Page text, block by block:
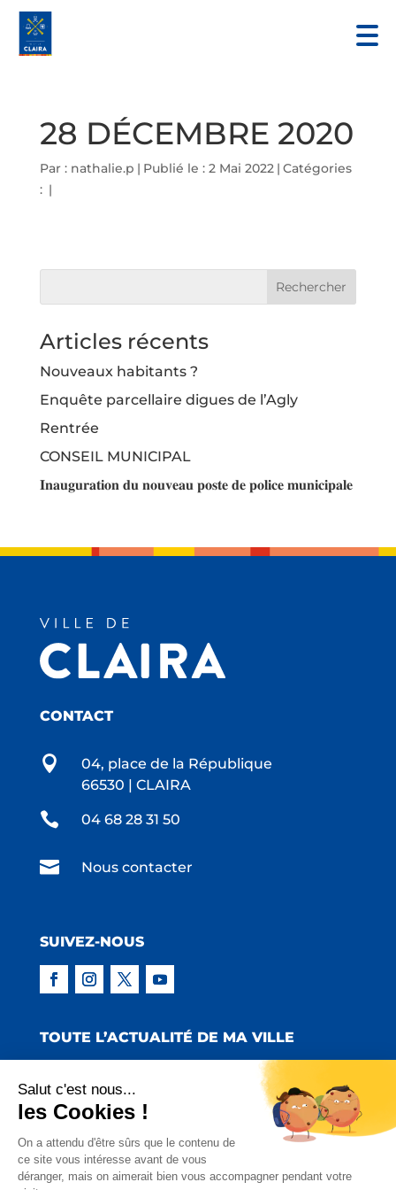
28 DÉCEMBRE 2020
Par : nathalie.p | Publié le : 2 Mai 2022 | Catégories
: |
Articles récents
Nouveaux habitants ?
Enquête parcellaire digues de l’Agly
Rentrée
CONSEIL MUNICIPAL
𝐈𝐧𝐚𝐮𝐠𝐮𝐫𝐚𝐭𝐢𝐨𝐧 𝐝𝐮 𝐧𝐨𝐮𝐯𝐞𝐚𝐮 𝐩𝐨𝐬𝐭𝐞 𝐝𝐞 𝐩𝐨𝐥𝐢𝐜𝐞 𝐦𝐮𝐧𝐢𝐜𝐢𝐩𝐚𝐥𝐞
CONTACT

04, place de la République
66530 | CLAIRA
 04 68 28 31 50
 Nous contacter
SUIVEZ-NOUS
TOUTE L’ACTUALITÉ DE MA VILLE
Copyright © 2022 Mairie de Claira | Réalisation
:Emmaluc Communication
Salut c'est nous...
les Cookies !
On a attendu d'être sûrs que le contenu de
ce site vous intéresse avant de vous
déranger, mais on aimerait bien vous accompagner pendant votre